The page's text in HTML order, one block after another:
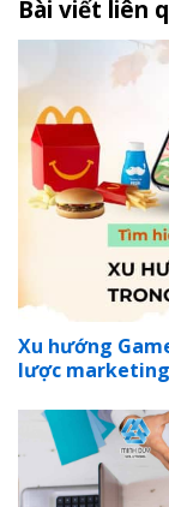
Bài viết liên
Xu hướng
lược marketing